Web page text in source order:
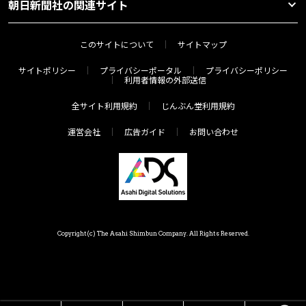
朝日新聞社の関連サイト
このサイトについて サイトマップ
サイトポリシー プライバシーポータル
プライバシーポリシー
利用者情報の外部送信
全サイト利用規約 じんぶん堂利用規約
運営会社 広告ガイド お問い合わせ
Copyright(c) The Asahi Shimbun Company. All Rights Reserved.